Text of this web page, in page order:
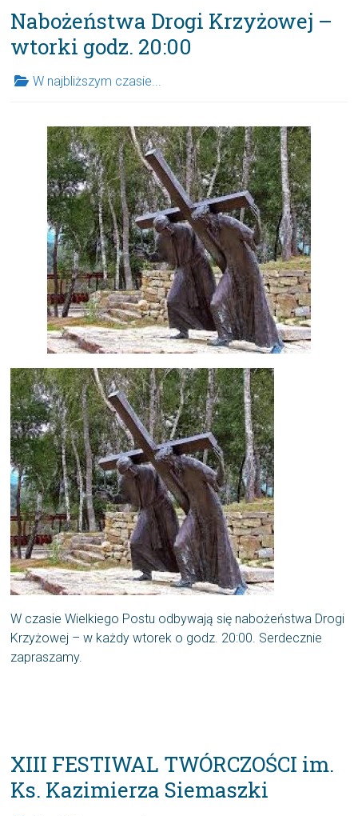
Nabożeństwa Drogi Krzyżowej –
wtorki godz. 20:00
W najbliższym czasie...
W czasie Wielkiego Postu odbywają się nabożeństwa Drogi
Krzyżowej – w każdy wtorek o godz. 20:00. Serdecznie
zapraszamy.
XIII FESTIWAL TWÓRCZOŚCI im.
Ks. Kazimierza Siemaszki